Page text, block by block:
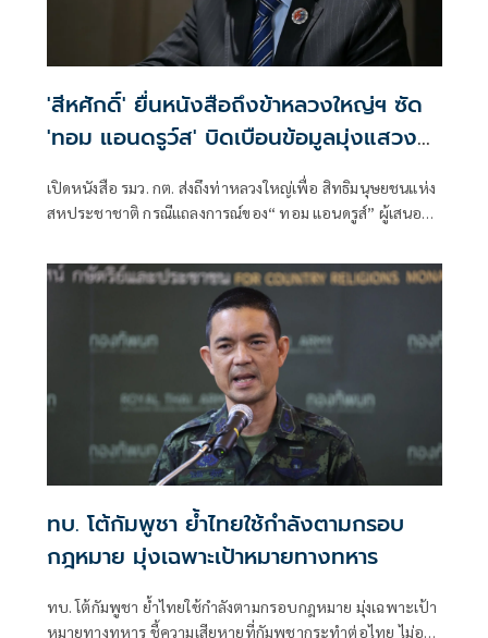
'สีหศักดิ์' ยื่นหนังสือถึงข้าหลวงใหญ่ฯ ซัด
'ทอม แอนดรูว์ส' บิดเบือนข้อมูลมุ่งแสวงหา
เปิดหนังสือ รมว. กต. ส่งถึงท่าหลวงใหญ่เพื่อ สิทธิมนุษยชนแห่ง
สหประชาชาติ กรณีแถลงการณ์ของ“ ทอม แอนดรูส์” ผู้เสนอ
พาดพิงไทยด้วยข้อมูลที่ไม่ตรงกับความเป็นจริง
ทบ. โต้กัมพูชา ย้ำไทยใช้กำลังตามกรอบ
กฎหมาย มุ่งเฉพาะเป้าหมายทางทหาร
ทบ. โต้กัมพูชา ย้ำไทยใช้กำลังตามกรอบกฎหมาย มุ่งเฉพาะเป้า
หมายทางทหาร ชี้ความเสียหายที่กัมพูชากระทำต่อไทย ไม่อาจ